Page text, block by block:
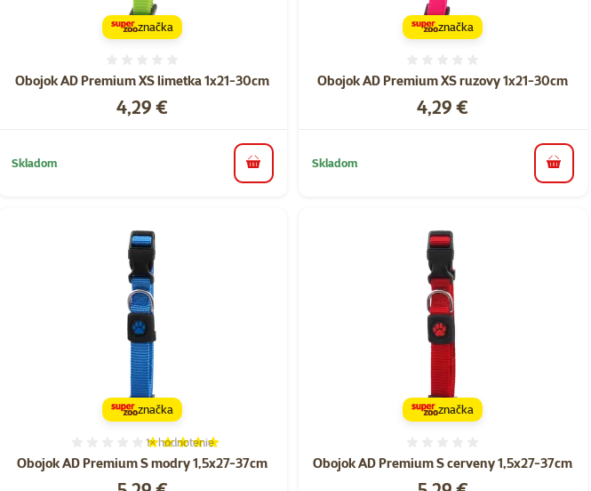
Obojok AD Premium XS limetka 1x21-30cm
Cena
4,29 €
značka
Skladom do košíka
Obojok AD Premium XS ruzovy 1x21-30cm
Cena
4,29 €
značka
Skladom do
Obojok AD Premium S modry 1,5x27-37cm
Hodnotenie 100%, počet hodnotení: 1
1×hodnotenie
značka
Obojok AD Premium S cerveny 1,5x27-37cm
značka